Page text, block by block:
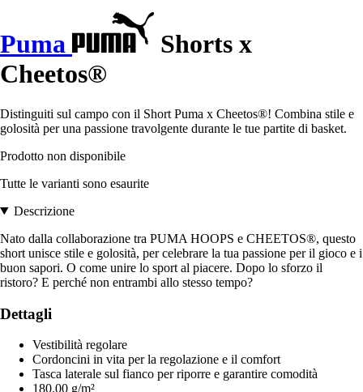
Puma
Shorts x
Cheetos®
Distinguiti sul campo con il Short Puma x Cheetos®! Combina stile e
golosità per una passione travolgente durante le tue partite di basket.
Prodotto non disponibile
Tutte le varianti sono esaurite
Descrizione
Nato dalla collaborazione tra PUMA HOOPS e CHEETOS®, questo
short unisce stile e golosità, per celebrare la tua passione per il gioco e i
buon sapori. O come unire lo sport al piacere. Dopo lo sforzo il
ristoro? E perché non entrambi allo stesso tempo?
Dettagli
Vestibilità regolare
Cordoncini in vita per la regolazione e il comfort
Tasca laterale sul fianco per riporre e garantire comodità
180.00 g/m²